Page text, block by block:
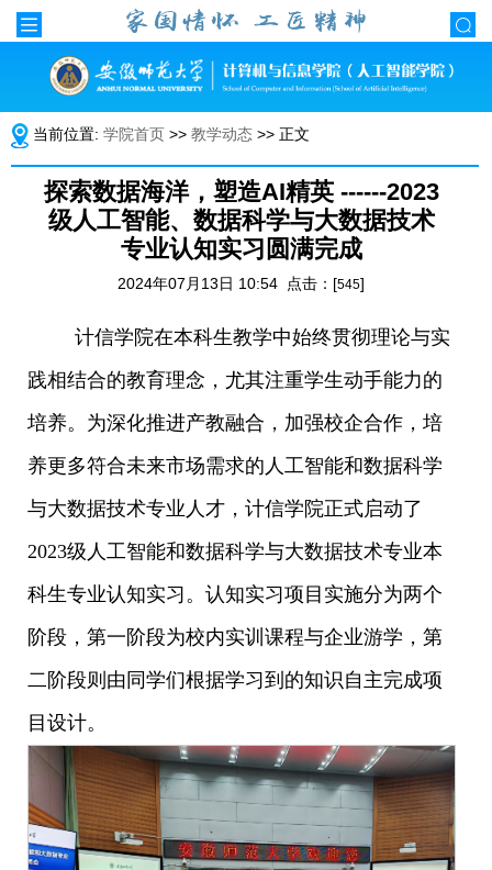
当前位置: 学院首页 >> 教学动态 >> 正文
探索数据海洋，塑造AI精英 ------2023
级人工智能、数据科学与大数据技术
专业认知实习圆满完成
2024年07月13日 10:54 点击：[545]
计信学院在本科生教学中始终贯彻理论与实
践相结合的教育理念，尤其注重学生动手能力的
培养。为深化推进产教融合，加强校企合作，培
养更多符合未来市场需求的人工智能和数据科学
与大数据技术专业人才，计信学院正式启动了
2023级人工智能和数据科学与大数据技术专业本
科生专业认知实习。认知实习项目实施分为两个
阶段，第一阶段为校内实训课程与企业游学，第
二阶段则由同学们根据学习到的知识自主完成项
目设计。